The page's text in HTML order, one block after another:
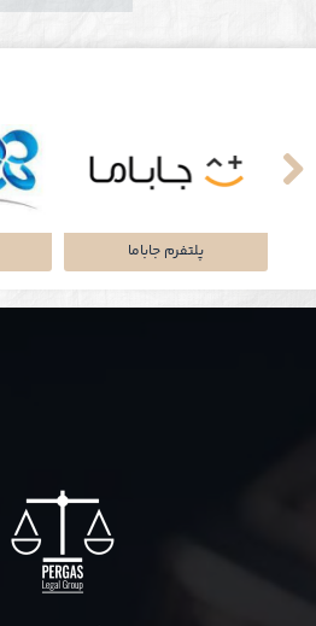
پلتفرم جاباما